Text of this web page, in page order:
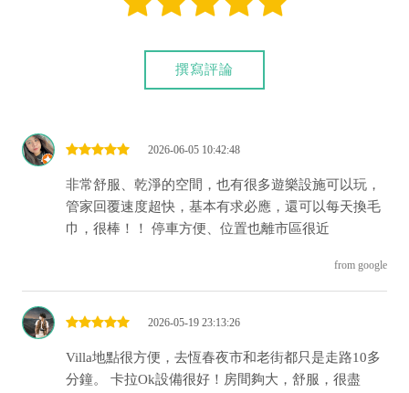
撰寫評論
2026-06-05 10:42:48
非常舒服、乾淨的空間，也有很多遊樂設施可以玩，
管家回覆速度超快，基本有求必應，還可以每天換毛
巾，很棒！！ 停車方便、位置也離市區很近
from google
2026-05-19 23:13:26
Villa地點很方便，去恆春夜市和老街都只是走路10多
分鐘。 卡拉Ok設備很好！房間夠大，舒服，很盡